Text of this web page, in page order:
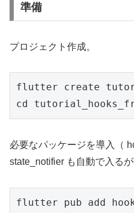
準備
プロジェクト作成。
flutter create
cd
必要なパッケージを導入（
state_notifier も自動で入るが
flutter pub add